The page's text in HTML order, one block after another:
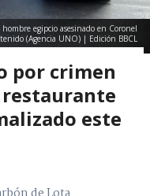
egipcio asesinado en Coronel
(Agencia UNO) | Edición BBCL
por crimen
restaurante
este